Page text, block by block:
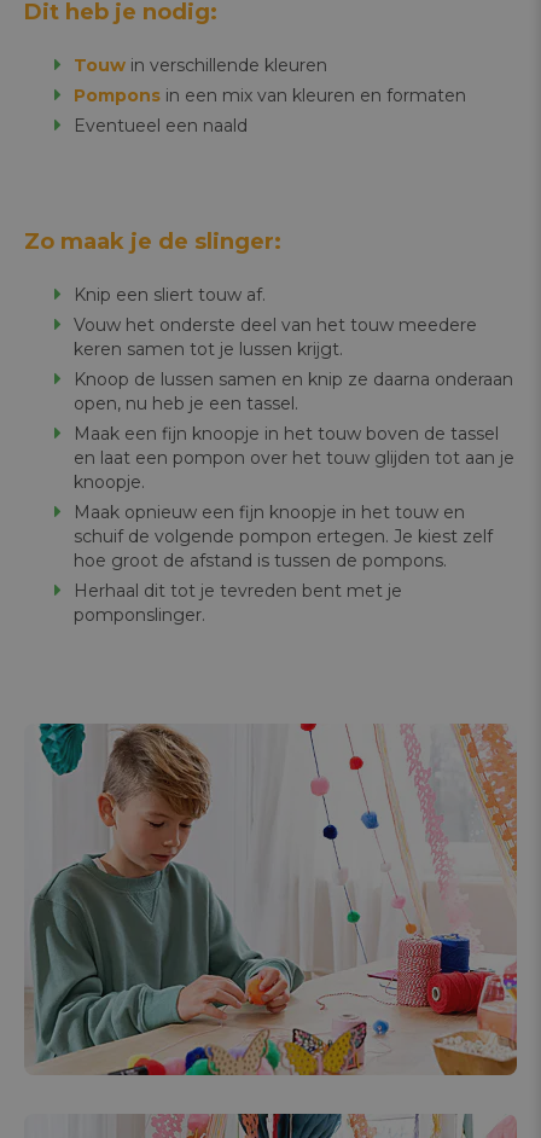
Dit heb je nodig:
Touw in verschillende kleuren
Pompons in een mix van kleuren en formaten
Eventueel een naald
Zo maak je de slinger:
Knip een sliert touw af.
Vouw het onderste deel van het touw meedere
keren samen tot je lussen krijgt.
Knoop de lussen samen en knip ze daarna onderaan
open, nu heb je een tassel.
Maak een fijn knoopje in het touw boven de tassel
en laat een pompon over het touw glijden tot aan je
knoopje.
Maak opnieuw een fijn knoopje in het touw en
schuif de volgende pompon ertegen. Je kiest zelf
hoe groot de afstand is tussen de pompons.
Herhaal dit tot je tevreden bent met je
pomponslinger.